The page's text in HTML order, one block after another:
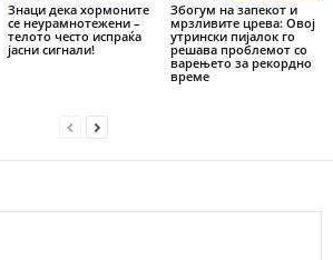
Знаци дека хормоните
се неурамнотежени –
телото често испраќа
јасни сигнали!
Збогум на запекот и
мрзливите црева: Овој
утрински пијалок го
решава проблемот со
варењето за рекордно
време